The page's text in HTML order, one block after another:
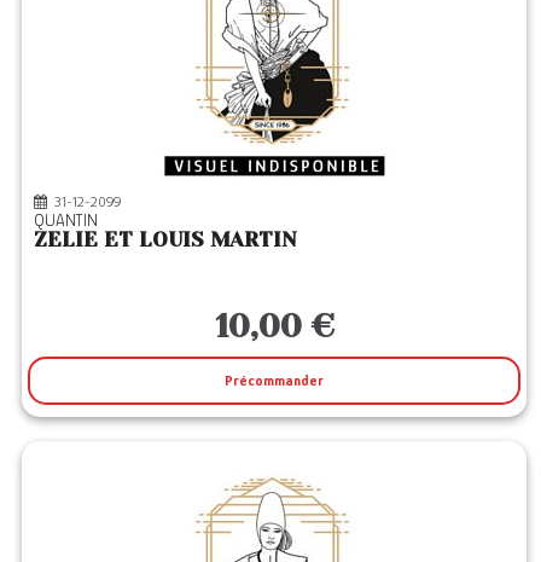
31-12-2099
QUANTIN
ZELIE ET LOUIS MARTIN
10,00 €
Précommander